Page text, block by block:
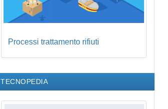
Processi trattamento rifiuti
TECNOPEDIA